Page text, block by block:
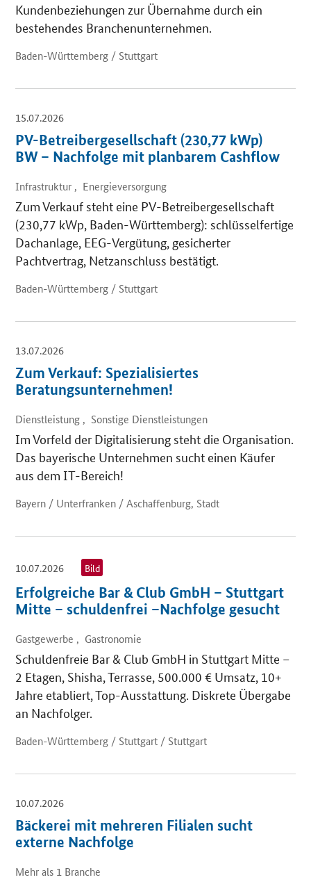
Kundenbeziehungen zur Übernahme durch ein
bestehendes Branchenunternehmen.
Baden-Württemberg / Stuttgart
15.07.2026
PV-Betreibergesellschaft (230,77 kWp)
BW – Nachfolge mit planbarem Cashflow
Infrastruktur , Energieversorgung
Zum Verkauf steht eine PV-Betreibergesellschaft
(230,77 kWp, Baden-Württemberg): schlüsselfertige
Dachanlage, EEG-Vergütung, gesicherter
Pachtvertrag, Netzanschluss bestätigt.
Baden-Württemberg / Stuttgart
13.07.2026
Zum Verkauf: Spezialisiertes
Beratungsunternehmen!
Dienstleistung , Sonstige Dienstleistungen
Im Vorfeld der Digitalisierung steht die Organisation.
Das bayerische Unternehmen sucht einen Käufer
aus dem IT-Bereich!
Bayern / Unterfranken / Aschaffenburg, Stadt
10.07.2026 Bild
Erfolgreiche Bar & Club GmbH – Stuttgart
Mitte – schuldenfrei –Nachfolge gesucht
Gastgewerbe , Gastronomie
Schuldenfreie Bar & Club GmbH in Stuttgart Mitte –
2 Etagen, Shisha, Terrasse, 500.000 € Umsatz, 10+
Jahre etabliert, Top-Ausstattung. Diskrete Übergabe
an Nachfolger.
Baden-Württemberg / Stuttgart / Stuttgart
10.07.2026
Bäckerei mit mehreren Filialen sucht
externe Nachfolge
Mehr als 1 Branche